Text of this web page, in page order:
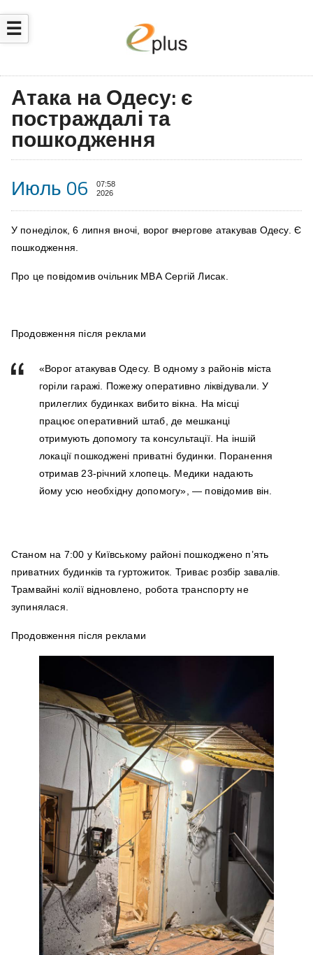
☰
Атака на Одесу: є
постраждалі та
пошкодження
Июль 06
07:58
2026
У понеділок, 6 липня вночі, ворог вчергове атакував Одесу. Є
пошкодження.
Про це повідомив очільник МВА Сергій Лисак.
Продовження після реклами
«Ворог атакував Одесу. В одному з районів міста
горіли гаражі. Пожежу оперативно ліквідували. У
прилеглих будинках вибито вікна. На місці
працює оперативний штаб, де мешканці
отримують допомогу та консультації. На іншій
локації пошкоджені приватні будинки. Поранення
отримав 23-річний хлопець. Медики надають
йому усю необхідну допомогу», — повідомив він.
Станом на 7:00 у Київському районі пошкоджено п’ять
приватних будинків та гуртожиток. Триває розбір завалів.
Трамвайні колії відновлено, робота транспорту не
зупинялася.
Продовження після реклами